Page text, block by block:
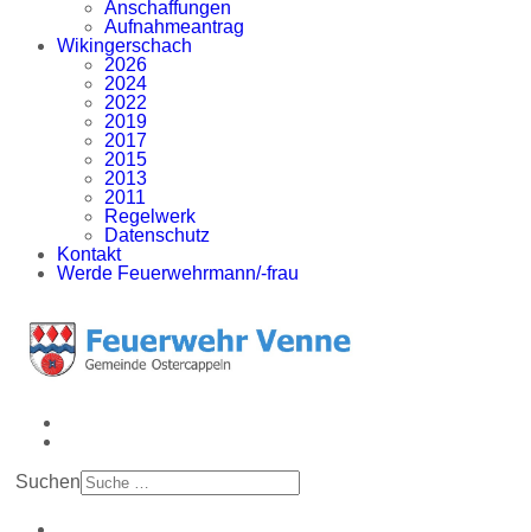
Anschaffungen
Aufnahmeantrag
Wikingerschach
2026
2024
2022
2019
2017
2015
2013
2011
Regelwerk
Datenschutz
Kontakt
Werde Feuerwehrmann/-frau
Suchen